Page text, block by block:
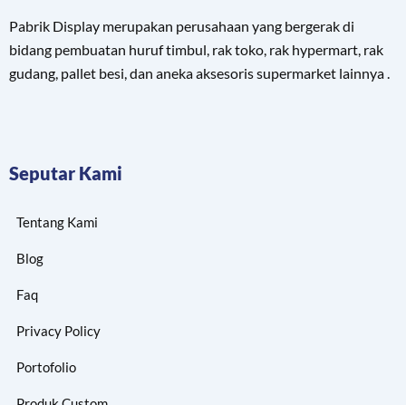
Pabrik Display merupakan perusahaan yang bergerak di
bidang pembuatan huruf timbul, rak toko, rak hypermart, rak
gudang, pallet besi, dan aneka aksesoris supermarket lainnya .
Seputar Kami
Tentang Kami
Blog
Faq
Privacy Policy
Portofolio